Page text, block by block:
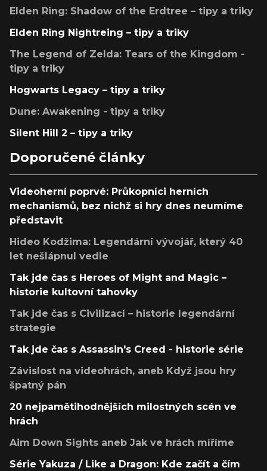
Elden Ring: Shadow of the Erdtree – tipy a triky
Elden Ring Nightreing – tipy a triky
The Legend of Zelda: Tears of the Kingdom -
tipy a triky
Hogwarts Legacy – tipy a triky
Dune: Awakening - tipy a triky
Silent Hill 2 – tipy a triky
Doporučené články
Videoherní poprvé: Průkopníci herních
mechanismů, bez nichž si hry dnes neumíme
představit
Hideo Kodžima: Legendární vývojář, který 40
let nešlápnul vedle
Tak jde čas s Heroes of Might and Magic –
historie kultovní tahovky
Tak jde čas s Civilizací – historie legendární
strategie
Tak jde čas s Assassin's Creed - historie série
Závislost na videohrách, aneb Když jsou hry
špatný pán
20 nejpamětihodnějších milostných scén ve
hrách
Aim Down Sights aneb Jak ve hrách míříme
Série Yakuza / Like a Dragon: Kde začít a čím